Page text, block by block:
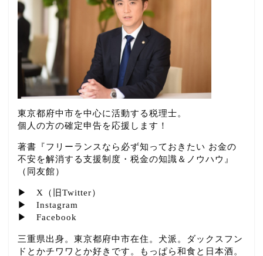
東京都府中市を中心に活動する税理士。
個人の方の確定申告を応援します！
著書『フリーランスなら必ず知っておきたい お金の
不安を解消する支援制度・税金の知識＆ノウハウ』
（同友館）
▶ X（旧Twitter）
▶ Instagram
▶ Facebook
三重県出身。東京都府中市在住。犬派。ダックスフン
ドとかチワワとか好きです。もっぱら和食と日本酒。